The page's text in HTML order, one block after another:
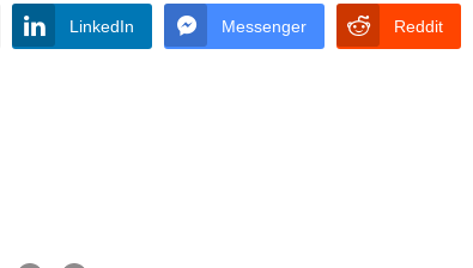
LinkedIn Messenger Reddit